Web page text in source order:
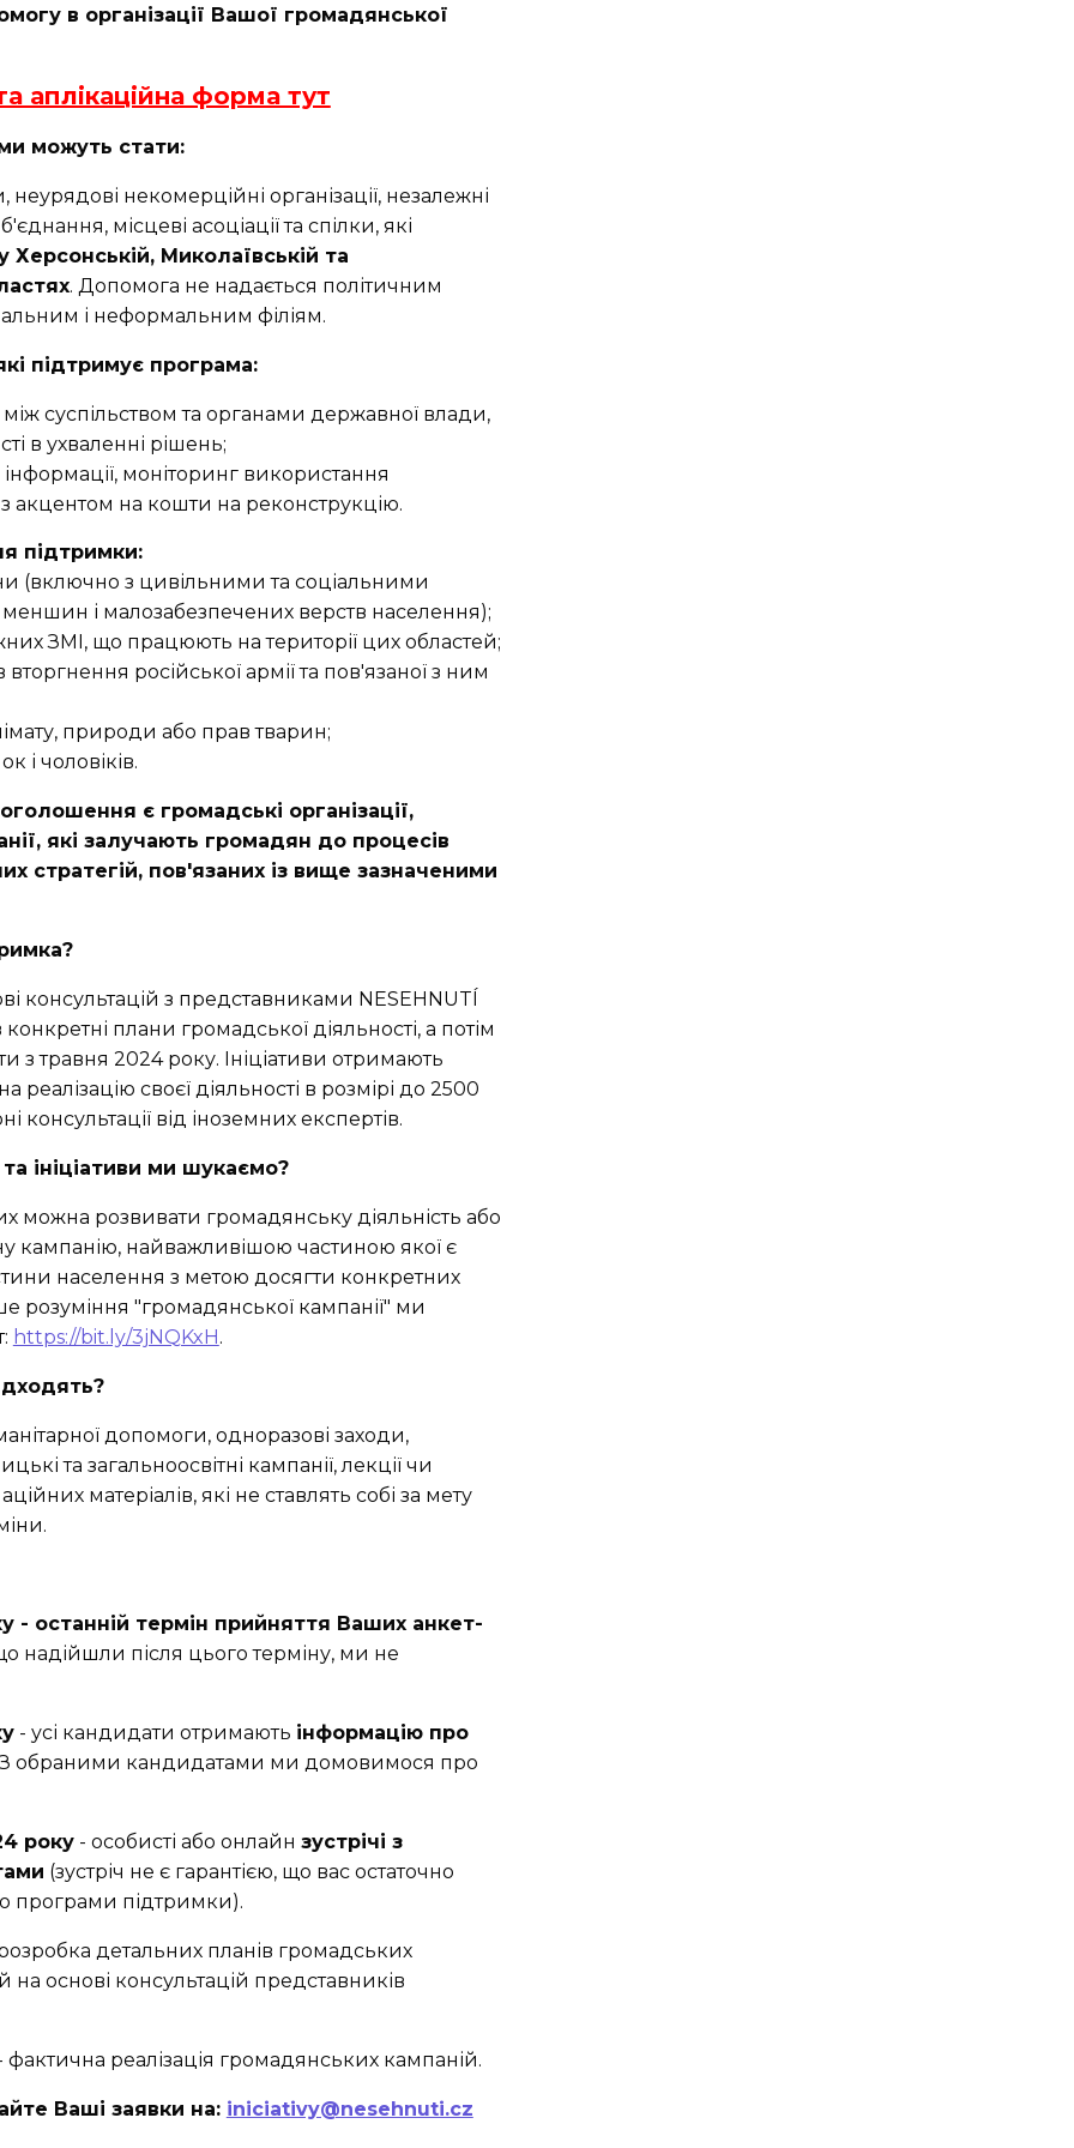
в організації Вашої громадянської
аплікаційна форма тут
можуть стати:
неурядові некомерційні організації, незалежні
місцеві асоціації та спілки, які
Херсонській, Миколаївській та
. Допомога не надається політичним
і неформальним філіям.
підтримує програма:
суспільством та органами державної влади,
в ухваленні рішень;
моніторинг використання
акцентом на кошти на реконструкцію.
підтримки:
(включно з цивільними та соціальними
і малозабезпечених верств населення);
ЗМІ, що працюють на території цих областей;
російської армії та пов'язаної з ним
природи або прав тварин;
і чоловіків.
є громадські організації,
які залучають громадян до процесів
стратегій, пов'язаних із вище зазначеними
консультацій з представниками NESEHNUTÍ
плани громадської діяльності, а потім
з травня 2024 року. Ініціативи отримають
реалізацію своєї діяльності в розмірі до 2500
консультації від іноземних експертів.
та ініціативи ми шукаємо?
можна розвивати громадянську діяльність або
кампанію, найважливішою частиною якої є
населення з метою досягти конкретних
розуміння "громадянської кампанії" ми
https://bit.ly/3jNQKxH.
допомоги, одноразові заходи,
та загальноосвітні кампанії, лекції чи
матеріалів, які не ставлять собі за мету
- останній термін прийняття Ваших анкет-
надійшли після цього терміну, ми не
- усі кандидати отримають інформацію про
обраними кандидатами ми домовимося про
року- особисті або онлайн зустрічі з
(зустріч не є гарантією, що вас остаточно
програми підтримки).
детальних планів громадських
на основі консультацій представників
фактична реалізація громадянських кампаній.
Ваші заявки на: iniciativy@nesehnuti.cz